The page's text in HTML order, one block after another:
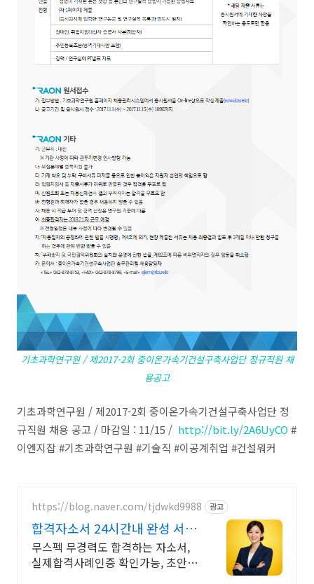
기초과학연구원 / 제2017-2회 중이온가속기건설구축사업단 정규직원 채
용공고
기초과학연구원 / 제2017-2회 중이온가속기건설구축사업단 정
규직원 채용 공고 / 마감일 : 11/15 / http://bit.ly/2A6UyCO #
이엔지잡 #기초과학연구원 #기술직 #이공계취업 #건설워커
https://blog.naver.com/tjdwkd9988 광고
합격자소서 24시간내 완성 서류
합격의 비밀
무스펙 무경력도 합격하는 자소서,
실제합격사례인증 확인가능, 초안없